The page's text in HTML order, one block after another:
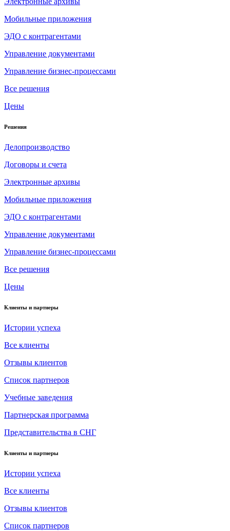
Мобильные приложения
ЭДО с контрагентами
Управление документами
Управление бизнес-процессами
Все решения
Цены
Решения
Делопроизводство
Договоры и счета
Электронные архивы
Мобильные приложения
ЭДО с контрагентами
Управление документами
Управление бизнес-процессами
Все решения
Цены
Клиенты и партнеры
Истории успеха
Все клиенты
Отзывы клиентов
Список партнеров
Учебные заведения
Партнерская программа
Представительства в СНГ
Клиенты и партнеры
Истории успеха
Все клиенты
Отзывы клиентов
Список партнеров